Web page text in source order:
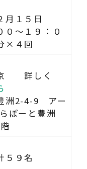
月１５日
０～１９：０
×４回
京 詳しく
洲2-4-9 アー
ぽーと豊洲
９名